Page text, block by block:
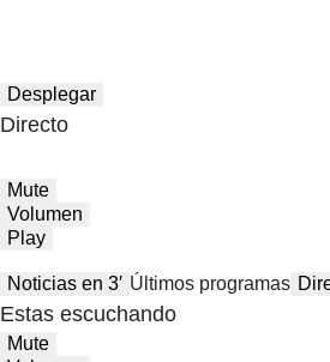
Desplegar
Directo
Mute
Volumen
Play
Noticias en 3′ Últimos programas
Estas escuchando
Mute